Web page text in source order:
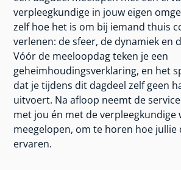
verpleegkundige in jouw eigen
zelf hoe het is om bij iemand thuis
verlenen: de sfeer, de dynamiek en
Vóór de meeloopdag teken je een
geheimhoudingsverklaring, en het
dat je tijdens dit dagdeel zelf geen
uitvoert. Na afloop neemt de
met jou én met de verpleegkundige
meegelopen, om te horen hoe jullie
ervaren.